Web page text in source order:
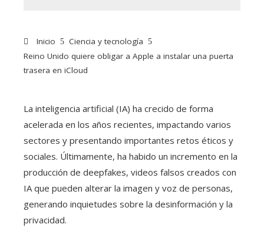
Inicio
Ciencia y tecnología
Reino Unido quiere obligar a Apple a instalar una puerta
trasera en iCloud
La inteligencia artificial (IA) ha crecido de forma
acelerada en los años recientes, impactando varios
sectores y presentando importantes retos éticos y
sociales. Últimamente, ha habido un incremento en la
producción de deepfakes, videos falsos creados con
IA que pueden alterar la imagen y voz de personas,
generando inquietudes sobre la desinformación y la
privacidad.